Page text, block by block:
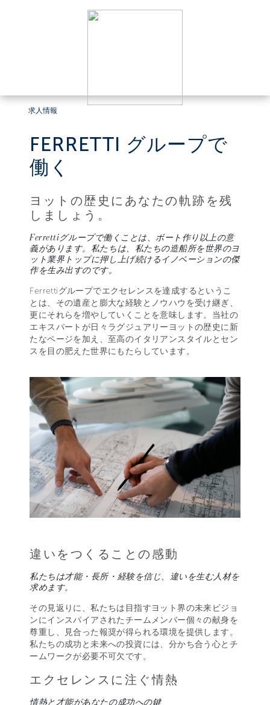
求人情報
FERRETTI グループで
働く
ヨットの歴史にあなたの軌跡を残
しましょう。
Ferrettiグループで働くことは、ボート作り以上の意
義があります。私たちは、私たちの造船所を世界のヨ
ット業界トップに押し上げ続けるイノベーションの傑
作を生み出すのです。
Ferrettiグループでエクセレンスを達成するというこ
とは、その遺産と膨大な経験とノウハウを受け継ぎ、
更にそれらを増やしていくことを意味します。当社の
エキスパートが日々ラグジュアリーヨットの歴史に新
たなページを加え、至高のイタリアンスタイルとセン
スを目の肥えた世界にもたらしています。
違いをつくることの感動
私たちは才能・長所・経験を信じ、違いを生む人材を
求めます。
その見返りに、私たちは目指すヨット界の未来ビジョ
ンにインスパイアされたチームメンバー個々の献身を
尊重し、見合った報奨が得られる環境を提供します。
私たちの成功と未来への投資には、分かち合う心とチ
ームワークが必要不可欠です。
エクセレンスに注ぐ情熱
情熱と才能があなたの成功への鍵